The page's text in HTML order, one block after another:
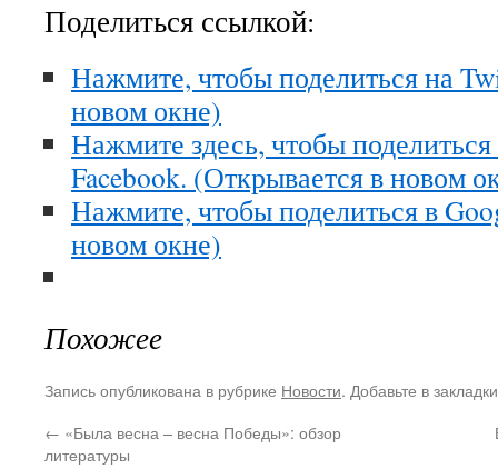
Поделиться ссылкой:
Нажмите, чтобы поделиться на
новом окне)
Нажмите здесь, чтобы
Facebook. (Открывается в новом
Нажмите, чтобы поделиться в
новом окне)
Похожее
Запись опубликована в рубрике Новости. Добавьте в
← «Была весна – весна Победы»: обзор
литературы